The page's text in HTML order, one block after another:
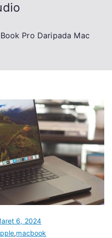
Pro Daripada Mac
6, 2024
,macbook